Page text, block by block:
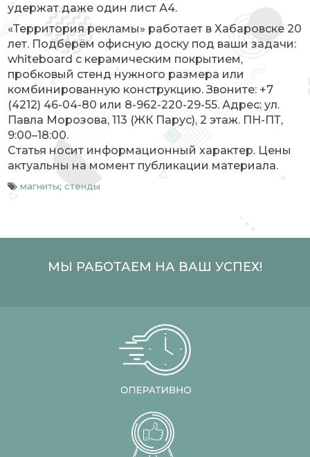
удержат даже один лист А4.
«Территория рекламы» работает в Хабаровске 20
лет. Подберём офисную доску под ваши задачи:
whiteboard с керамическим покрытием,
пробковый стенд нужного размера или
комбинированную конструкцию. Звоните: +7
(4212) 46-04-80 или 8-962-220-29-55. Адрес: ул.
Павла Морозова, 113 (ЖК Парус), 2 этаж. ПН-ПТ,
9:00–18:00.
Статья носит информационный характер. Цены
актуальны на момент публикации материала.
магниты;стенды
МЫ РАБОТАЕМ НА ВАШ УСПЕХ!